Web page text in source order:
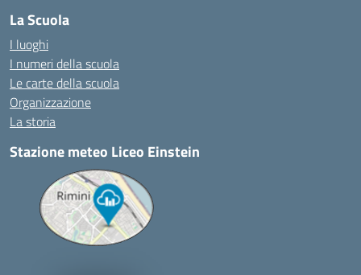
La Scuola
I luoghi
I numeri della scuola
Le carte della scuola
Organizzazione
La storia
Stazione meteo Liceo Einstein